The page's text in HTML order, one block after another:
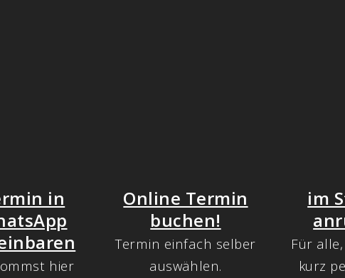
in
hier
Online Termin
buchen!
Termin einfach selber
auswählen.
im
Für
kurz